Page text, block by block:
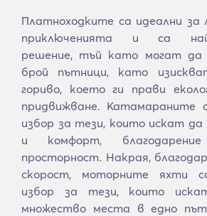
Платноходките са идеални
приключенията и са най-
решение, тъй като могат да
брой пътници, като
гориво, което ги прави
придвижване. Катамараните
избор за тези, които искат
и комфорт,
просторност. Накрая,
скорост, моторните яхти
избор за тези, които
множество места в едно